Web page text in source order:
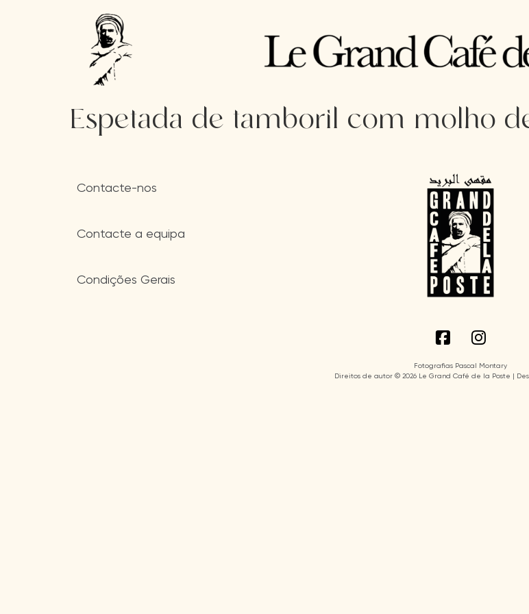
Espetada de tamboril com molho
Contacte-nos
Contacte a equipa
Condições Gerais
Fotografias Pascal Montary
Direitos de autor © 2026 Le Grand Café de la Poste |